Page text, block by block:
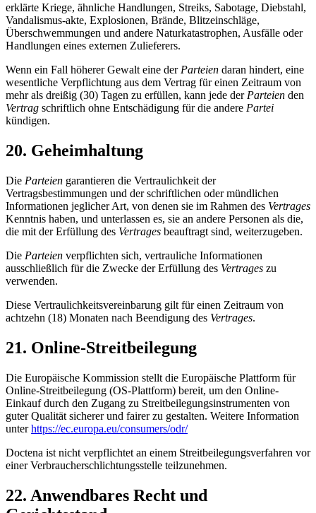
erklärte Kriege, ähnliche Handlungen, Streiks, Sabotage, Diebstahl,
Vandalismus-akte, Explosionen, Brände, Blitzeinschläge,
Überschwemmungen und andere Naturkatastrophen, Ausfälle oder
Handlungen eines externen Zulieferers.
Wenn ein Fall höherer Gewalt eine der Parteien daran hindert, eine
wesentliche Verpflichtung aus dem Vertrag für einen Zeitraum von
mehr als dreißig (30) Tagen zu erfüllen, kann jede der Parteien den
Vertrag schriftlich ohne Entschädigung für die andere Partei
kündigen.
20. Geheimhaltung
Die Parteien garantieren die Vertraulichkeit der
Vertragsbestimmungen und der schriftlichen oder mündlichen
Informationen jeglicher Art, von denen sie im Rahmen des Vertrages
Kenntnis haben, und unterlassen es, sie an andere Personen als die,
die mit der Erfüllung des Vertrages beauftragt sind, weiterzugeben.
Die Parteien verpflichten sich, vertrauliche Informationen
ausschließlich für die Zwecke der Erfüllung des Vertrages zu
verwenden.
Diese Vertraulichkeitsvereinbarung gilt für einen Zeitraum von
achtzehn (18) Monaten nach Beendigung des Vertrages.
21. Online-Streitbeilegung
Die Europäische Kommission stellt die Europäische Plattform für
Online-Streitbeilegung (OS-Plattform) bereit, um den Online-
Einkauf durch den Zugang zu Streitbeilegungsinstrumenten von
guter Qualität sicherer und fairer zu gestalten. Weitere Information
unterhttps://ec.europa.eu/consumers/odr/
Doctena ist nicht verpflichtet an einem Streitbeilegungsverfahren vor
einer Verbraucherschlichtungsstelle teilzunehmen.
22. Anwendbares Recht und